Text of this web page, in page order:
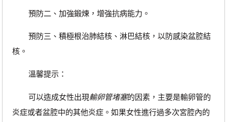
預防二、加強鍛煉，增強抗病能力。
預防三、積極根治肺結核、淋巴結核，以防感染盆腔結
核。
溫馨提示：
可以造成女性出現輸卵管堵塞的因素，主要是輸卵管的
炎症或者盆腔中的其他炎症。如果女性進行過多次宮腔內的